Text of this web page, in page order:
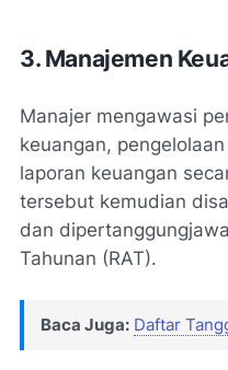
3. Manajemen
Manajer mengawasi
keuangan,
laporan keuangan
tersebut kemudian
dan
Tahunan (RAT).
Baca Juga: Daftar